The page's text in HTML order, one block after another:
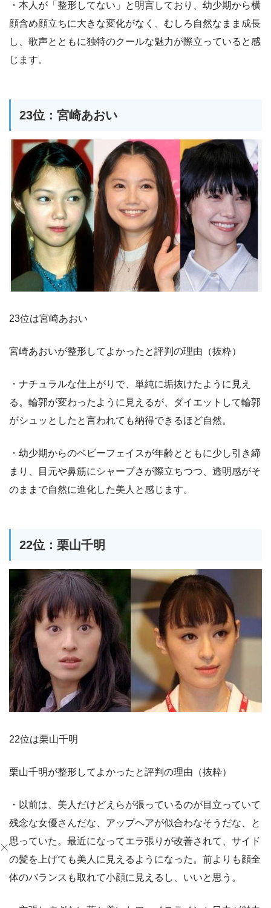
・本人が「整形してない」と明言しており、幼少期から横
顔含め顔立ちに大きな変化がなく、むしろ自然なまま成長
し、歌声とともに独特のクールな魅力が際立っていると感
じます。
23位：宮崎あおい
23位は宮崎あおい
宮崎あおいが整形してよかったと評判の理由（抜粋）
・ナチュラルな仕上がりで、単純に垢抜けたように見え
る。輪郭が変わったように見えるが、ダイエットして輪郭
がシュッとしたと言われても納得できるほど自然。
・幼少期からのベビーフェイスが年齢とともに少し引き締
まり、目元や鼻筋にシャープさが際立ちつつ、透明感がそ
のままで自然に進化した美人と感じます。
22位：栗山千明
22位は栗山千明
栗山千明が整形してよかったと評判の理由（抜粋）
・以前は、美人だけどえらが張っているのが目立っていて
残念な女優さんだな、アップヘアが似合わなそうだな、と
思っていた。最近になってエラ張りが改善されて、サイド
の髪を上げても美人に見えるようになった。前よりも顔全
体のバランスも取れて小顔に見えるし、いいと思う。